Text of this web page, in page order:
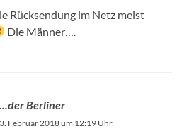
Rücksendung im Netz meist
Die Männer….
...der Berliner
3. Februar 2018 um 12:19 Uhr